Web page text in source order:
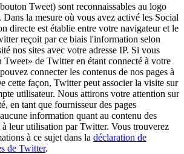
Tweet) sont reconnaissables au logo
la mesure où vous avez activé les Social
directe est établie entre votre navigateur et le
reçoit par ce biais l'information selon
nos sites avec votre adresse IP. Si vous
de Twitter en étant connecté à votre
connecter les contenus de nos pages à
cette façon, Twitter peut associer la visite sur
utilisateur. Nous attirons votre attention sur
en tant que fournisseur des pages
information quant au contenu des
à leur utilisation par Twitter. Vous trouverez
à ce sujet dans la déclaration de
de Twitter.